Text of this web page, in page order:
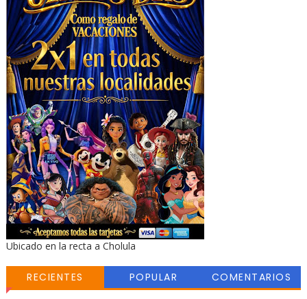
Ubicado en la recta a Cholula
RECIENTES POPULAR COMENTARIOS